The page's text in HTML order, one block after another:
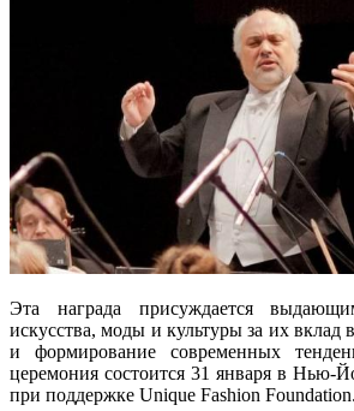
Эта награда присуждается
искусства, моды и культуры за их вклад
и формирование современных
церемония состоится 31 января в Нью-
при поддержке Unique Fashion Foundation.